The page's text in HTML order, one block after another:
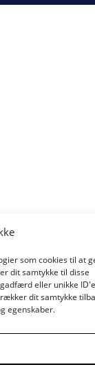
som cookies til at
dit samtykke til disse
eller unikke
dit samtykke
egenskaber.